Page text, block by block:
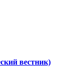
вестник)